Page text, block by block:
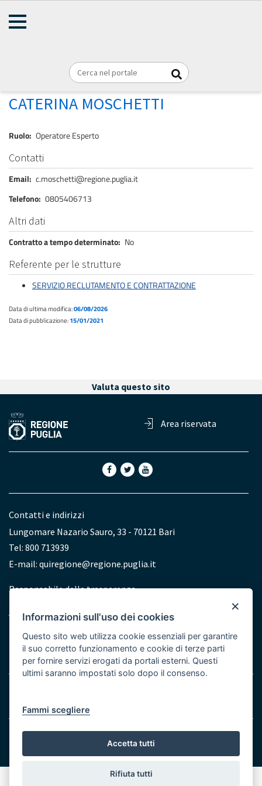
Briciole
Home
MOSCHETTI CATERINA
CATERINA MOSCHETTI
Ruolo Operatore Esperto
Contatti
Email c.moschetti@regione.puglia.it
Telefono 0805406713
Altri dati
Contratto a tempo determinato No
Referente per le strutture
SERVIZIO RECLUTAMENTO E CONTRATTAZIONE
Data di ultima modifica:06/08/2026
Data di pubblicazione:15/01/2021
Valuta questo sito
Area riservata
Contatti e indirizzi
Lungomare Nazario Sauro, 33 - 70121 Bari
Tel: 800 713939
E-mail: quiregione@regione.puglia.it
Redazione
Responsabile della trasparenza
Accessibilità
Bottom
© Regione Puglia
×
Informazioni sull'uso dei cookies
Questo sito web utilizza cookie essenziali per garantire
il suo corretto funzionamento e cookie di terze parti
per fornire servizi erogati da portali esterni. Questi
ultimi saranno impostati solo dopo il consenso.
Fammi scegliere
Accetta tutti
Rifiuta tutti